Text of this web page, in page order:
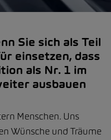
Sie sich als Teil
einsetzen, dass
als Nr. 1 im
ausbauen
Menschen. Uns
Wünsche und Träume